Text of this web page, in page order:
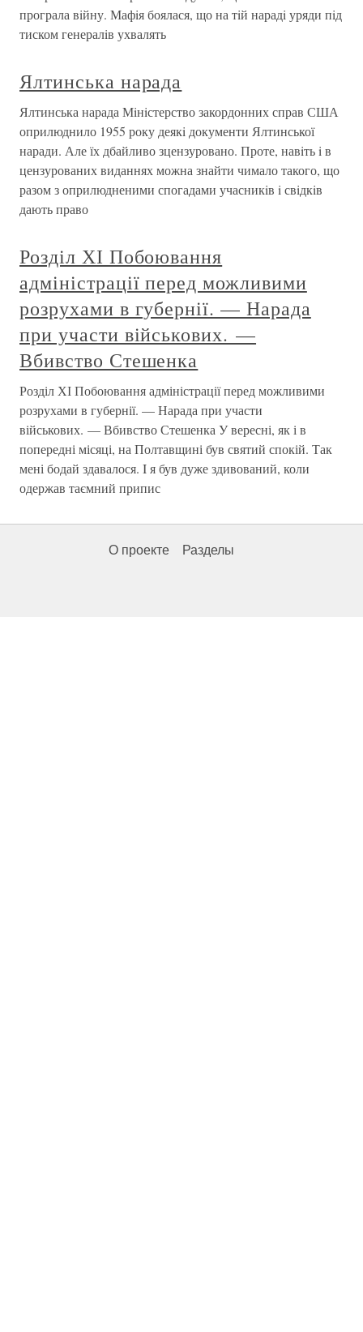
програла вiйну. Мафiя боялася, що на тiй нарадi уряди пiд
тиском генералiв ухвалять
Ялтинська нарада
Ялтинська нарада Мiнiстерство закордонних справ США
оприлюднило 1955 року деякi документи Ялтинської
наради. Але їх дбайливо зцензуровано. Проте, навiть i в
цензурованих виданнях можна знайти чимало такого, що
разом з оприлюдненими спогадами учасникiв i свiдкiв
дають право
Розділ ХІ Побоювання
адміністрації перед можливими
розрухами в губернії. — Нарада
при участи військових. —
Вбивство Стешенка
Розділ ХІ Побоювання адміністрації перед можливими
розрухами в губернії. — Нарада при участи
військових. — Вбивство Стешенка У вересні, як і в
попередні місяці, на Полтавщині був святий спокій. Так
мені бодай здавалося. I я був дуже здивований, коли
одержав таємний припис
О проекте Разделы